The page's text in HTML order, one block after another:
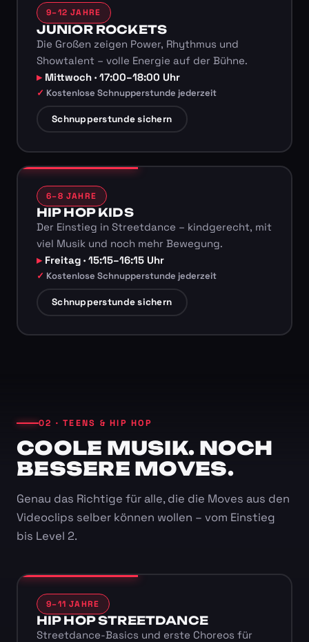
9–12 JAHRE
JUNIOR ROCKETS
Die Großen zeigen Power, Rhythmus und
Showtalent – volle Energie auf der Bühne.
Mittwoch · 17:00–18:00 Uhr
Kostenlose Schnupperstunde jederzeit
Schnupperstunde sichern
6–8 JAHRE
HIP HOP KIDS
Der Einstieg in Streetdance – kindgerecht, mit
viel Musik und noch mehr Bewegung.
Freitag · 15:15–16:15 Uhr
Kostenlose Schnupperstunde jederzeit
Schnupperstunde sichern
02 · TEENS & HIP HOP
COOLE MUSIK. NOCH
BESSERE MOVES.
Genau das Richtige für alle, die die Moves aus den
Videoclips selber können wollen – vom Einstieg
bis Level 2.
9–11 JAHRE
HIP HOP STREETDANCE
Streetdance-Basics und erste Choreos für